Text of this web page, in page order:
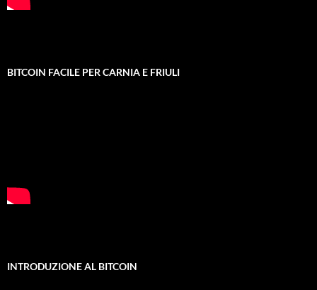
BITCOIN FACILE PER CARNIA E FRIULI
INTRODUZIONE AL BITCOIN